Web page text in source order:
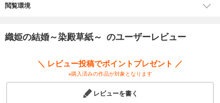
閲覧環境
織姫の結婚～染殿草紙～ のユーザーレビュー
＼ レビュー投稿でポイントプレゼント ／
※購入済みの作品が対象となります
レビューを書く